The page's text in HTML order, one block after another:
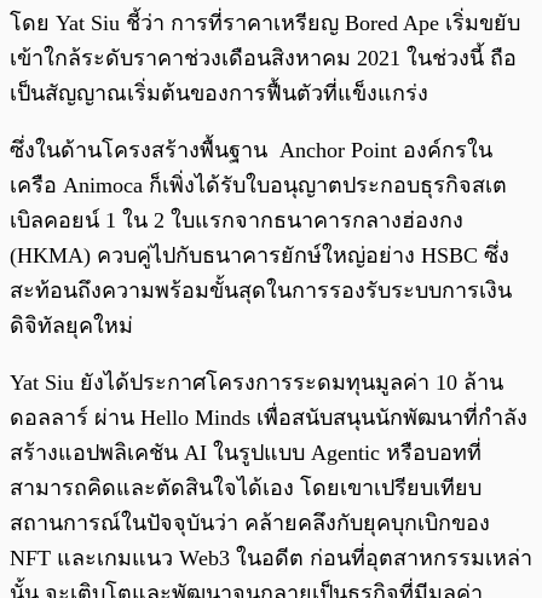
โดย Yat Siu ชี้ว่า การที่ราคาเหรียญ Bored Ape เริ่มขยับ
เข้าใกล้ระดับราคาช่วงเดือนสิงหาคม 2021 ในช่วงนี้ ถือ
เป็นสัญญาณเริ่มต้นของการฟื้นตัวที่แข็งแกร่ง
ซึ่งในด้านโครงสร้างพื้นฐาน Anchor Point องค์กรใน
เครือ Animoca ก็เพิ่งได้รับใบอนุญาตประกอบธุรกิจสเต
เบิลคอยน์ 1 ใน 2 ใบแรกจากธนาคารกลางฮ่องกง
(HKMA) ควบคู่ไปกับธนาคารยักษ์ใหญ่อย่าง HSBC ซึ่ง
สะท้อนถึงความพร้อมขั้นสุดในการรองรับระบบการเงิน
ดิจิทัลยุคใหม่
Yat Siu ยังได้ประกาศโครงการระดมทุนมูลค่า 10 ล้าน
ดอลลาร์ ผ่าน Hello Minds เพื่อสนับสนุนนักพัฒนาที่กำลัง
สร้างแอปพลิเคชัน AI ในรูปแบบ Agentic หรือบอทที่
สามารถคิดและตัดสินใจได้เอง โดยเขาเปรียบเทียบ
สถานการณ์ในปัจจุบันว่า คล้ายคลึงกับยุคบุกเบิกของ
NFT และเกมแนว Web3 ในอดีต ก่อนที่อุตสาหกรรมเหล่า
นั้น จะเติบโตและพัฒนาจนกลายเป็นธุรกิจที่มีมูลค่า